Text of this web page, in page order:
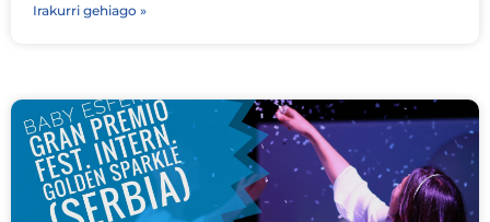
Irakurri gehiago »